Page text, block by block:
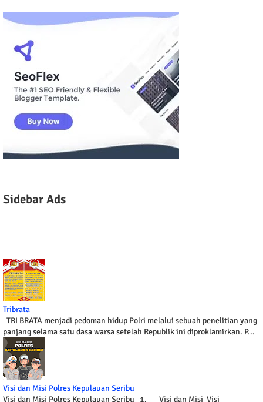
Sidebar Ads
Tribrata
TRI BRATA menjadi pedoman hidup Polri melalui sebuah penelitian yang
panjang selama satu dasa warsa setelah Republik ini diproklamirkan. P...
Visi dan Misi Polres Kepulauan Seribu
Visi dan Misi Polres Kepulauan Seribu 1. Visi dan Misi Visi